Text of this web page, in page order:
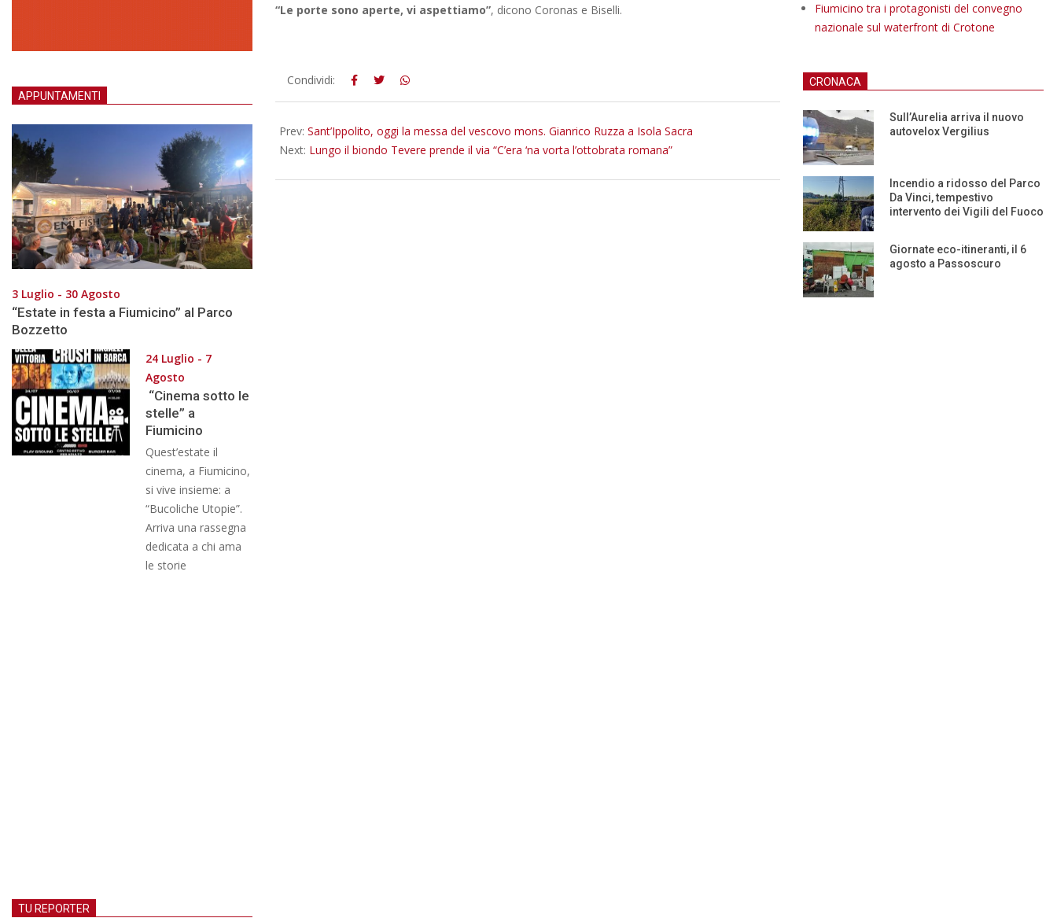
“Le porte sono aperte, vi aspettiamo”, dicono Coronas e Biselli.
2022-
10-
Condividi:
Prev: Sant’Ippolito, oggi la messa del vescovo mons. Gianrico Ruzza a Isola Sacra
Next: Lungo il biondo Tevere prende il via “C’era ‘na vorta l’ottobrata romana”
APPUNTAMENTI
3 Luglio - 30 Agosto
“Estate in festa a Fiumicino” al Parco
Bozzetto
24 Luglio - 7
Agosto
“Cinema sotto le
stelle” a
Fiumicino
Quest’estate il
cinema, a Fiumicino,
si vive insieme: a
“Bucoliche Utopie”.
Arriva una rassegna
dedicata a chi ama
le storie
TU REPORTER
Fiumicino tra i protagonisti del convegno
nazionale sul waterfront di Crotone
CRONACA
Sull’Aurelia arriva il nuovo
autovelox Vergilius
Incendio a ridosso del Parco
Da Vinci, tempestivo
intervento dei Vigili del Fuoco
Giornate eco-itineranti, il 6
agosto a Passoscuro